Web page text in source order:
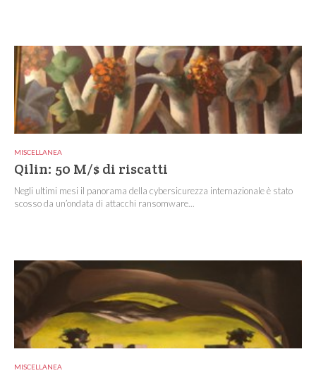
MISCELLANEA
Qilin: 50 M/$ di riscatti
Negli ultimi mesi il panorama della cybersicurezza internazionale è stato
scosso da un’ondata di attacchi ransomware...
MISCELLANEA